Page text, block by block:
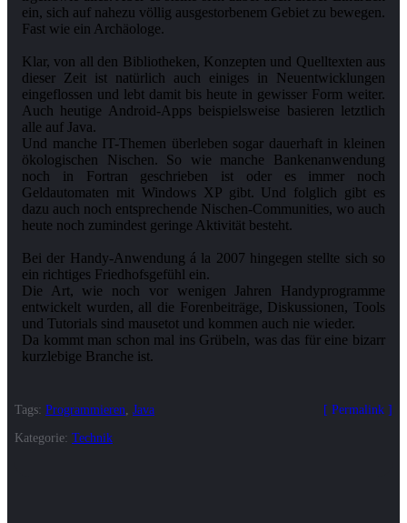
ein, sich auf nahezu völlig ausgestorbenem Gebiet zu bewegen.
Fast wie ein Archäologe.
Klar, von all den Bibliotheken, Konzepten und Quelltexten aus
dieser Zeit ist natürlich auch einiges in Neuentwicklungen
eingeflossen und lebt damit bis heute in gewisser Form weiter.
Auch heutige Android-Apps beispielsweise basieren letztlich
alle auf Java.
Und manche IT-Themen überleben sogar dauerhaft in kleinen
ökologischen Nischen. So wie manche Bankenanwendung
noch in Fortran geschrieben ist oder es immer noch
Geldautomaten mit Windows XP gibt. Und folglich gibt es
dazu auch noch entsprechende Nischen-Communities, wo auch
heute noch zumindest geringe Aktivität besteht.
Bei der Handy-Anwendung á la 2007 hingegen stellte sich so
ein richtiges Friedhofsgefühl ein.
Die Art, wie noch vor wenigen Jahren Handyprogramme
entwickelt wurden, all die Forenbeiträge, Diskussionen, Tools
und Tutorials sind mausetot und kommen auch nie wieder.
Da kommt man schon mal ins Grübeln, was das für eine bizarr
Permalink
Tags: Programmieren Java
Kategorie: Technik